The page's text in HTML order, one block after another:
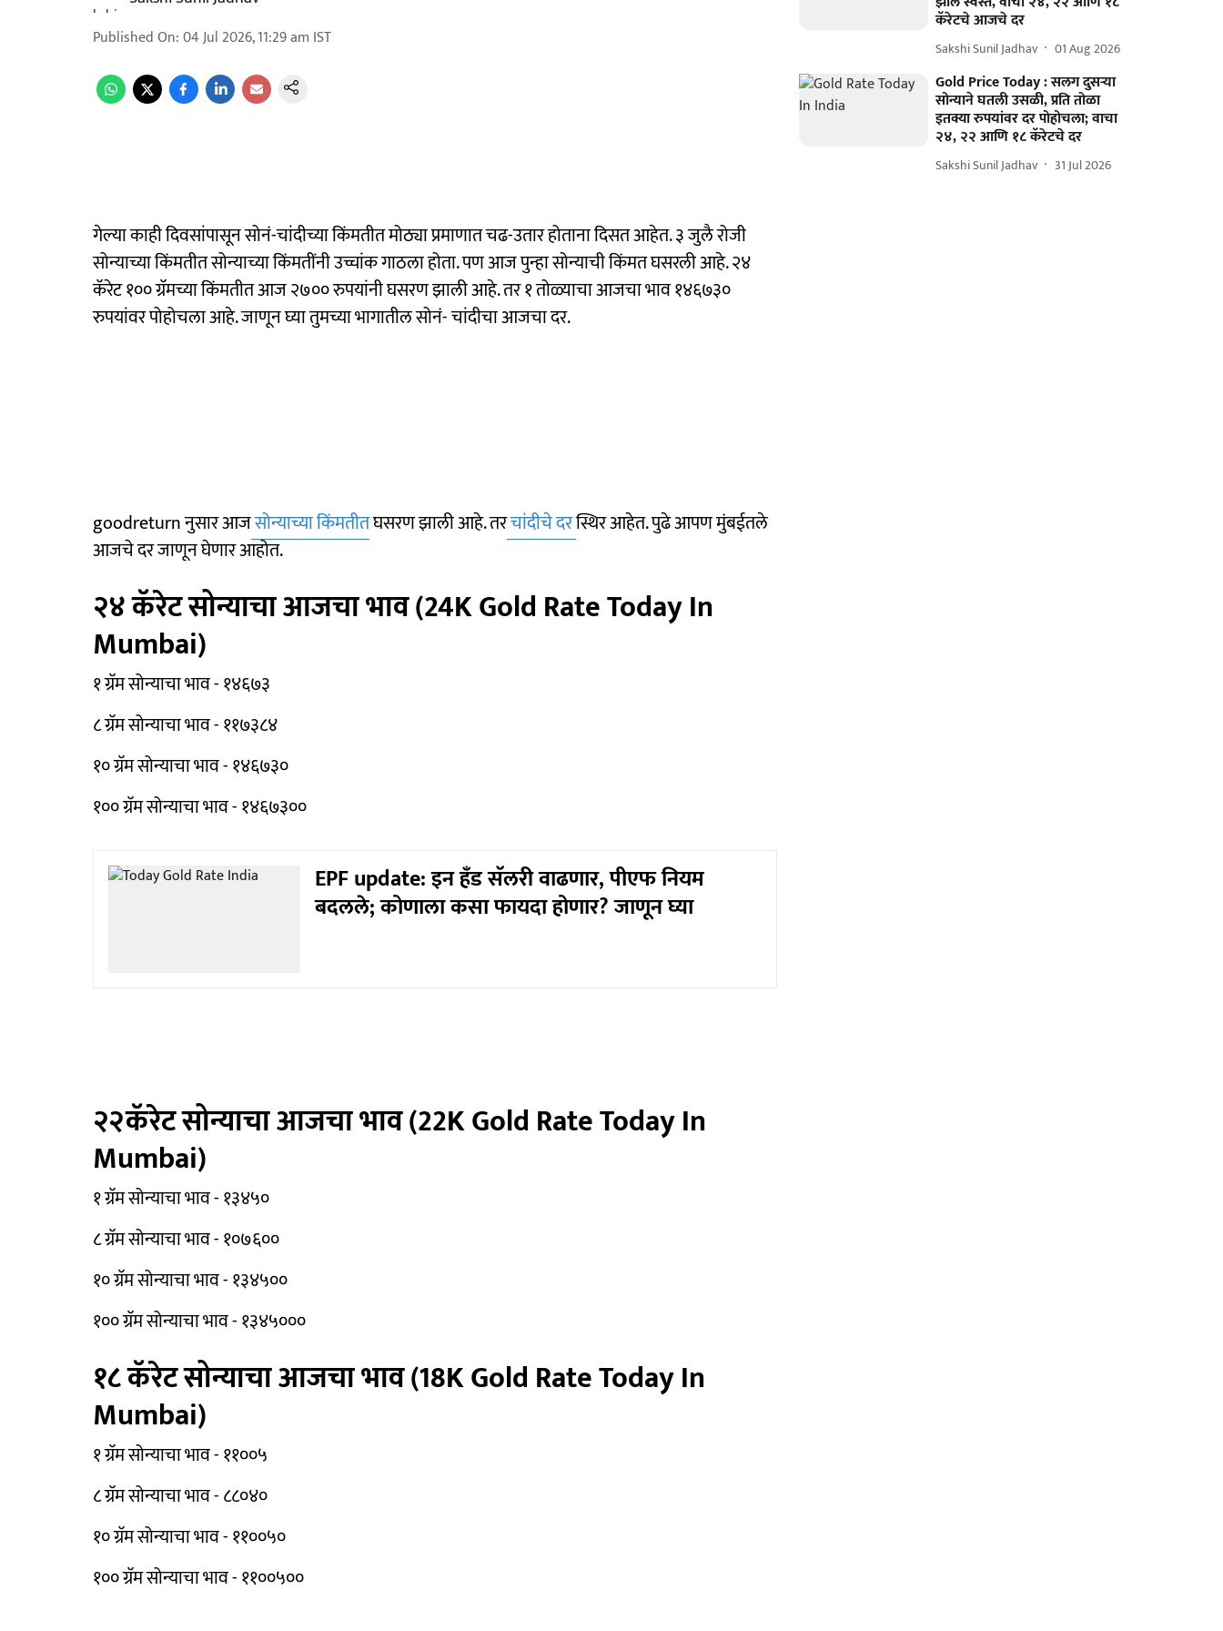
Published On:04 Jul 2026, 11:29 am IST
गेल्या काही दिवसांपासून सोनं-चांदीच्या किंमतीत मोठ्या प्रमाणात चढ-उतार होताना दिसत आहेत. ३ जुलै रोजी
सोन्याच्या किंमतीत सोन्याच्या किंमतींनी उच्चांक गाठला होता. पण आज पुन्हा सोन्याची किंमत घसरली आहे. २४
कॅरेट १०० ग्रॅमच्या किंमतीत आज २७०० रुपयांनी घसरण झाली आहे. तर १ तोळ्याचा आजचा भाव १४६७३०
रुपयांवर पोहोचला आहे. जाणून घ्या तुमच्या भागातील सोनं- चांदीचा आजचा दर.
goodreturn नुसार आजसोन्याच्या किंमतीतघसरण झाली आहे. तरचांदीचे दरस्थिर आहेत. पुढे आपण मुंबईतले
आजचे दर जाणून घेणार आहोत.
२४ कॅरेट सोन्याचा आजचा भाव (24K Gold Rate Today In
Mumbai)
१ ग्रॅम सोन्याचा भाव - १४६७३
८ ग्रॅम सोन्याचा भाव - ११७३८४
१० ग्रॅम सोन्याचा भाव - १४६७३०
१०० ग्रॅम सोन्याचा भाव - १४६७३००
EPF update: इन हँड सॅलरी वाढणार, पीएफ नियम
बदलले; कोणाला कसा फायदा होणार? जाणून घ्या
२२कॅरेट सोन्याचा आजचा भाव (22K Gold Rate Today In
Mumbai)
१ ग्रॅम सोन्याचा भाव - १३४५०
८ ग्रॅम सोन्याचा भाव - १०७६००
१० ग्रॅम सोन्याचा भाव - १३४५००
१०० ग्रॅम सोन्याचा भाव - १३४५०००
१८ कॅरेट सोन्याचा आजचा भाव (18K Gold Rate Today In
Mumbai)
१ ग्रॅम सोन्याचा भाव - ११००५
८ ग्रॅम सोन्याचा भाव - ८८०४०
१० ग्रॅम सोन्याचा भाव - ११००५०
१०० ग्रॅम सोन्याचा भाव - ११००५००
कॅरेटचे आजचे दर
Sakshi Sunil Jadhav 01 Aug 2026
Gold Price Today : सलग दुसऱ्या
सोन्याने घतली उसळी, प्रति तोळा
इतक्या रुपयांवर दर पोहोचला; वाचा
२४, २२ आणि १८ कॅरेटचे दर
Sakshi Sunil Jadhav 31 Jul 2026